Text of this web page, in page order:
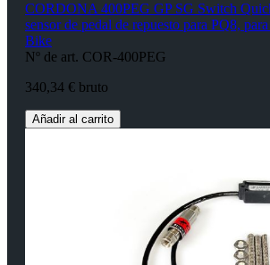
CORDONA 400PEG GP SG Switch
sensor de pedal de repuesto para PQ8,
Bike
Nº de art. COR-400PEG
340,34 € bruto
Añadir al carrito